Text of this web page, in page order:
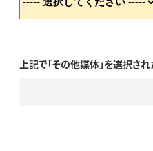
上記で「その他媒体」を選択さ